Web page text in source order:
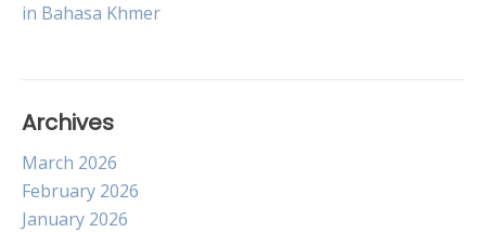
navigation
in Bahasa Khmer
Archives
March 2026
February 2026
January 2026